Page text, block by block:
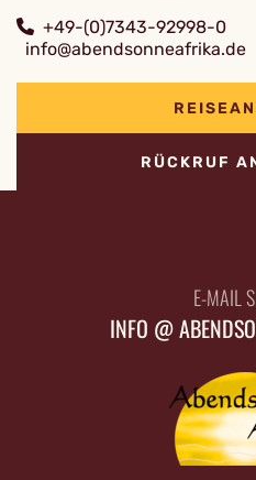
+49-(0)7343-92998-0
info@abendsonneafrika.de
RÜCKRUF
E-MAIL
INFO @